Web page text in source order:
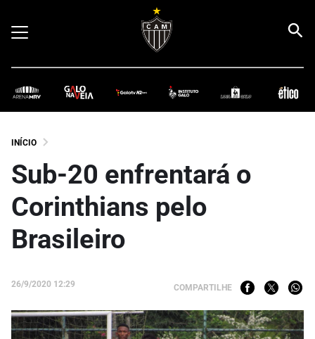
INÍCIO
Sub-20 enfrentará o
Corinthians pelo
Brasileiro
26/9/2020 12:29 COMPARTILHE